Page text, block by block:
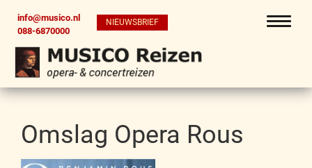
info@musico.nl
088-6870000
NIEUWSBRIEF
Omslag Opera Rous